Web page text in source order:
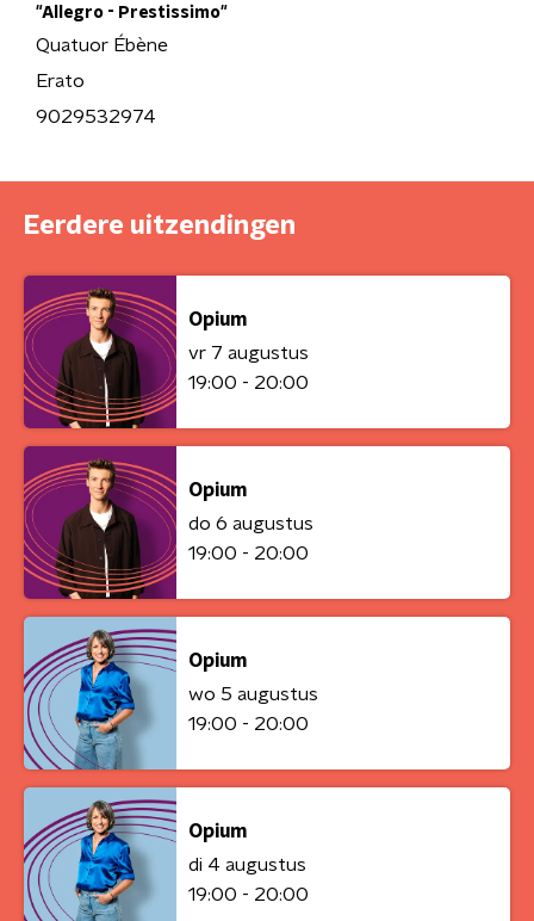
"Allegro - Prestissimo"
Quatuor Ébène
Erato
9029532974
Eerdere uitzendingen
Opium
vr 7 augustus
19:00 - 20:00
Opium
do 6 augustus
19:00 - 20:00
Opium
wo 5 augustus
19:00 - 20:00
Opium
di 4 augustus
19:00 - 20:00